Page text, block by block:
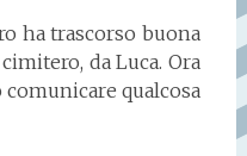
ha trascorso buona
da Luca. Ora
qualcosa